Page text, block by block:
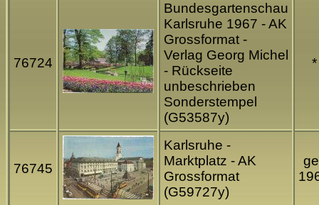
76724
Bundesgartenschau
Karlsruhe 1967 - AK
Grossformat -
Verlag Georg Michel
- Rückseite
unbeschrieben
Sonderstempel
(G53587y)
*
76745
Karlsruhe -
Marktplatz - AK
Grossformat
(G59727y)